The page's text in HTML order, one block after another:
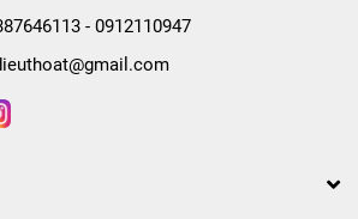
- 0912110947